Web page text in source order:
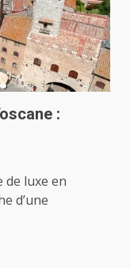
:
de luxe en
d’une